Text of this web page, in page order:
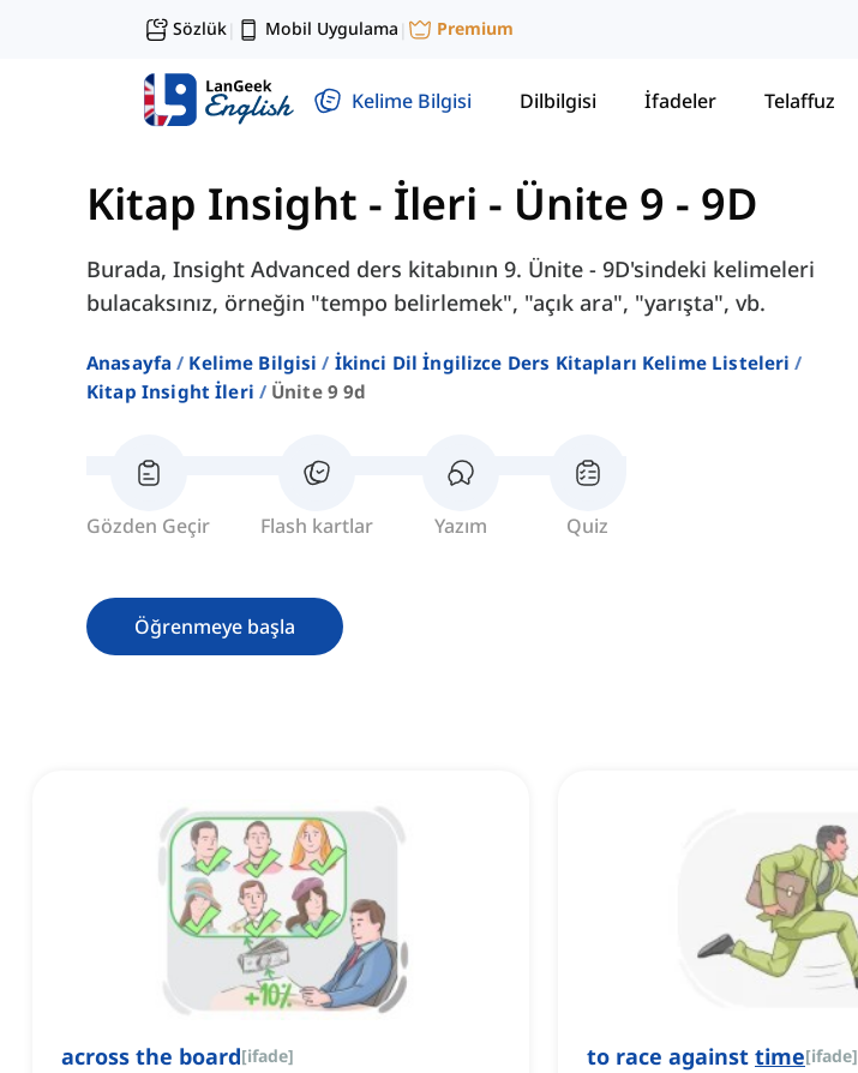
Sözlük| Mobil Uygulama | Premium
Kelime Bilgisi Dilbilgisi İfadeler Telaffuz
Kitap Insight - İleri - Ünite 9 - 9D
Burada, Insight Advanced ders kitabının 9. Ünite - 9D'sindeki kelimeleri
bulacaksınız, örneğin "tempo belirlemek", "açık ara", "yarışta", vb.
Anasayfa Kelime Bilgisi
İkinci Dil İngilizce Ders Kitapları Kelime Listeleri
Kitap Insight İleri
Ünite 9 9d
Gözden Geçir Flash kartlar Yazım Quiz
Öğrenmeye başla
across the board[ifade] to race against time[ifade]